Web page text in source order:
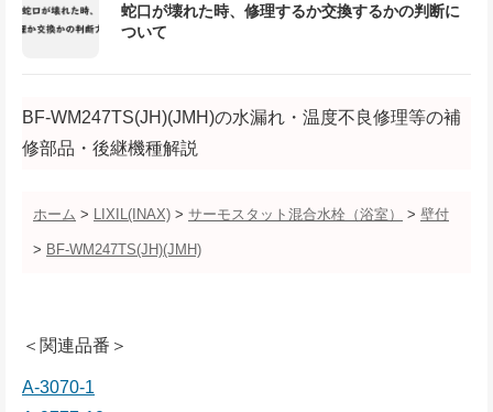
蛇口が壊れた時、修理するか交換するかの判断に
ついて
BF-WM247TS(JH)(JMH)の水漏れ・温度不良修理等の補
修部品・後継機種解説
ホーム > LIXIL(INAX) > サーモスタット混合水栓（浴室） > 壁付
> BF-WM247TS(JH)(JMH)
＜関連品番＞
A-3070-1